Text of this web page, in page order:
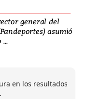
general del
asumió
en los resultados